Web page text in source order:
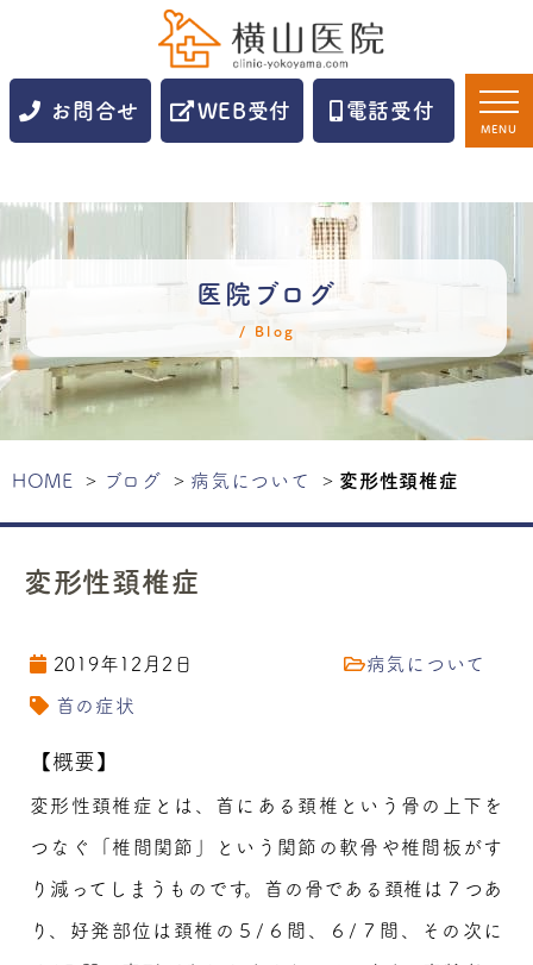
お問合せ WEB受付 電話受付
MENU
医院ブログ
Blog
HOME ブログ 病気について 変形性頚椎症
変形性頚椎症
2019年12月2日 病気について
首の症状
【概要】
変形性頚椎症とは、首にある頚椎という骨の上下を
つなぐ「椎間関節」という関節の軟骨や椎間板がす
り減ってしまうものです。首の骨である頚椎は７つあ
り、好発部位は頚椎の５/６間、６/７間、その次に